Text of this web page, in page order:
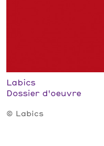
Labics
Dossier d'oeuvre
© Labics